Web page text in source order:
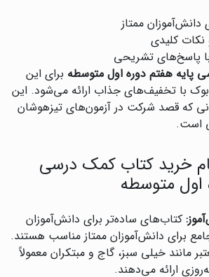
دانش‌آموزان ممتاز
کلیدی
با پاسخ‌های تشریحی
پایه هفتم دوره اول متوسطه برای این
با تخفیف‌های جذاب ارائه می‌شود. این
که قصد شرکت در آزمون‌های تیزهوشان
است.
خرید کتاب کمک درسی
اول متوسطه
کتاب‌های ساده‌تر برای دانش‌آموزان
برای دانش‌آموزان ممتاز مناسب هستند.
مانند خیلی سبز، گاج و مبتکران معمولاً
ارائه می‌دهند.